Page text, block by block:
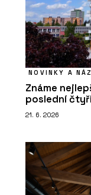
NOVINKY A
Známe
poslední
21. 6. 2026